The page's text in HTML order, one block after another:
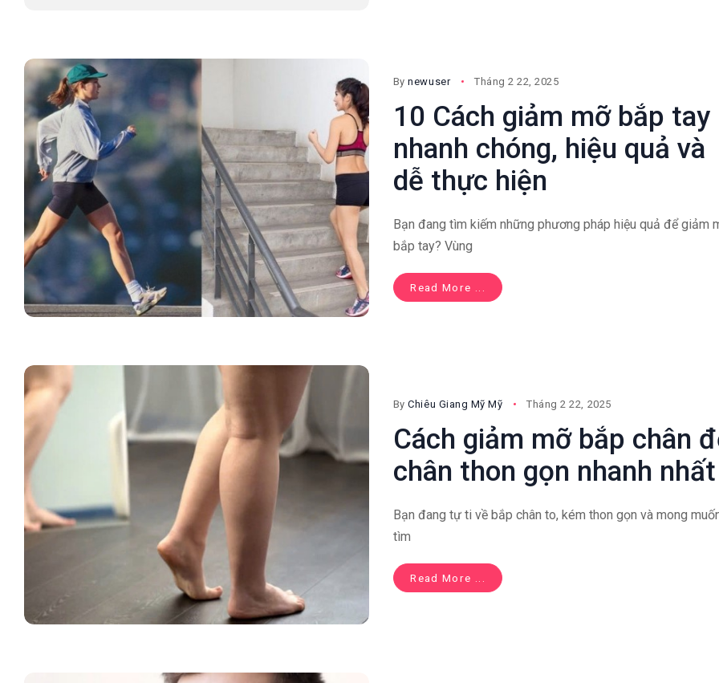
Bynewuser Tháng 2 22, 2025
10 Cách giảm mỡ bắp tay
nhanh chóng, hiệu quả và
dễ thực hiện
Bạn đang tìm kiếm những phương pháp hiệu quả để giảm
bắp tay? Vùng
Read More ...
ByChiêu Giang Mỹ Mỹ Tháng 2 22, 2025
Cách giảm mỡ bắp chân
chân thon gọn nhanh nhất
Bạn đang tự ti về bắp chân to, kém thon gọn và mong
tìm
Read More ...